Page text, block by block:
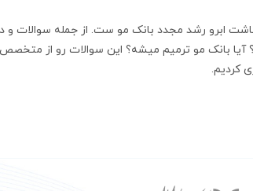
ابرو رشد مجدد بانک مو ست. از جمله سوالات و
آیا بانک مو ترمیم میشه؟ این سوالات رو از
کردیم.